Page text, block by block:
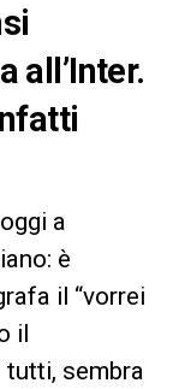
all’Inter.
a
è
il “vorrei
il
tutti, sembra